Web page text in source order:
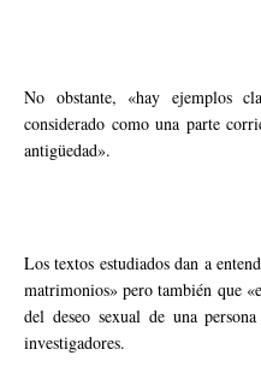
No obstante, «hay ejemplos
considerado como una parte
antigüedad».
Los textos estudiados dan a
matrimonios» pero también que
del deseo sexual de una
investigadores.